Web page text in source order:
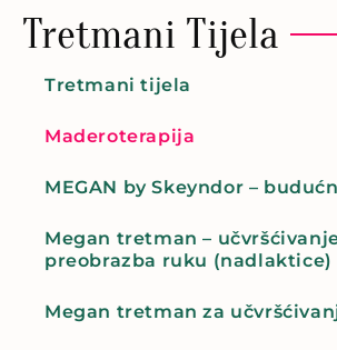
Tretmani Tijela
Tretmani tijela
Maderoterapija
MEGAN by Skeyndor –
Megan tretman –
preobrazba ruku (nadlaktice)
Megan tretman za